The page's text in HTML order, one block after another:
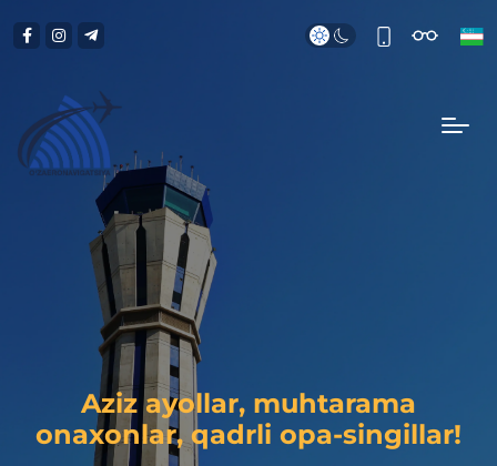
Aziz ayollar, muhtarama
onaxonlar, qadrli opa-singillar!